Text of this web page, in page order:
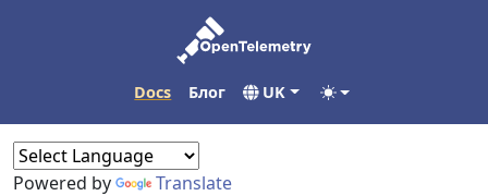
Docs Блог UK
Powered by Translate